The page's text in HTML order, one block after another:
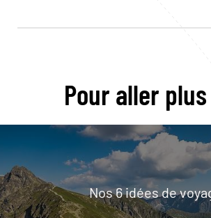
Pour aller
Nos 6 idées de